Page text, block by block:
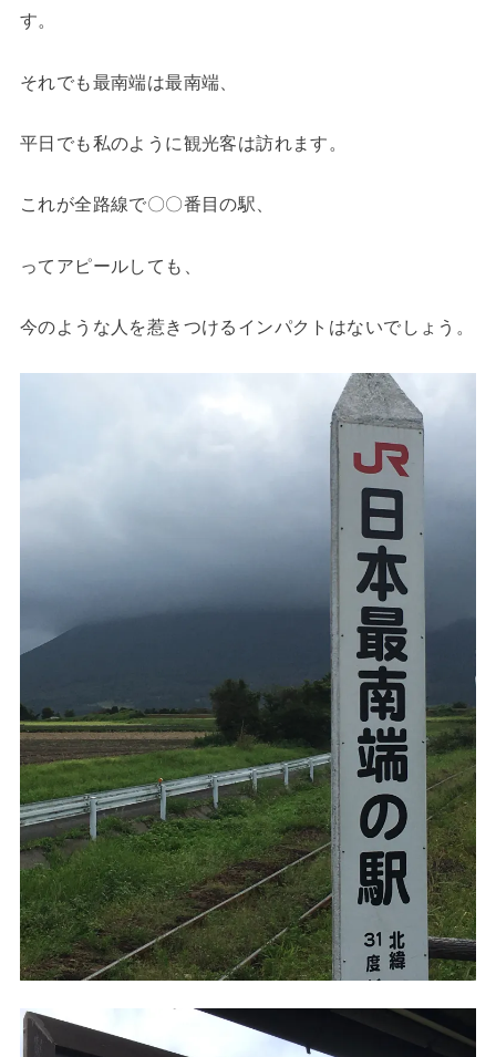
す。
それでも最南端は最南端、
平日でも私のように観光客は訪れます。
これが全路線で〇〇番目の駅、
ってアピールしても、
今のような人を惹きつけるインパクトはないでしょう。